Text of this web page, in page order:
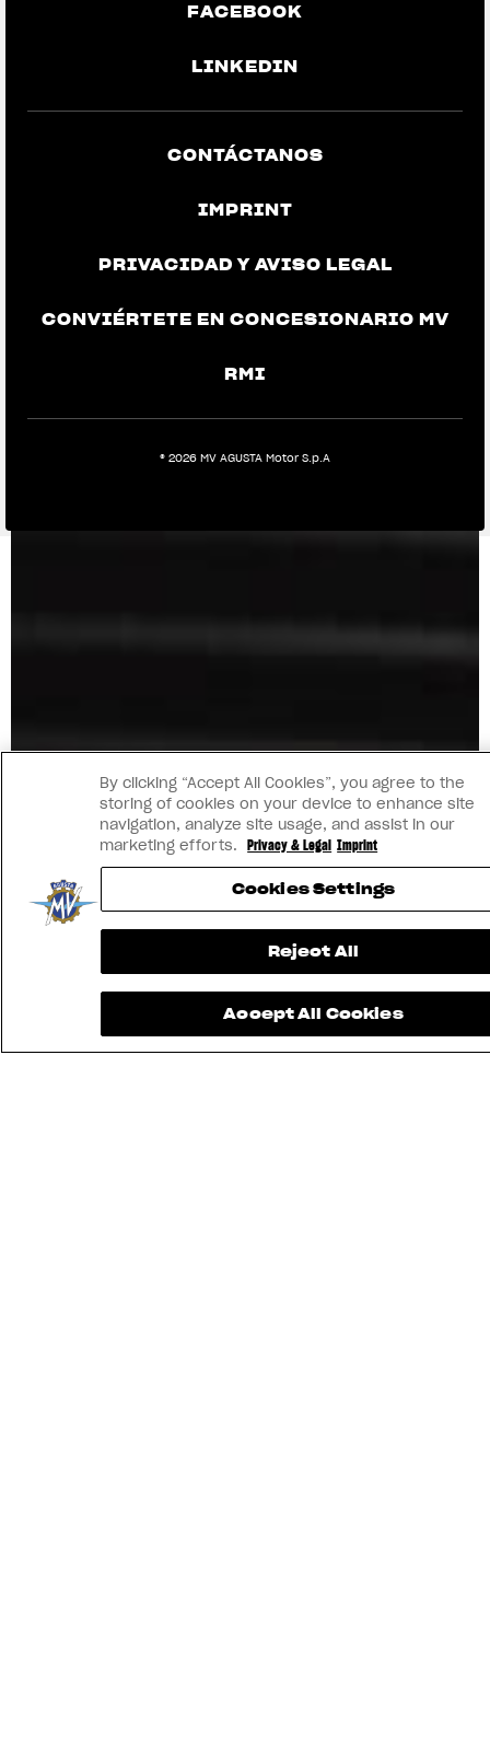
FACEBOOK
LINKEDIN
CONTÁCTANOS
IMPRINT
PRIVACIDAD Y AVISO LEGAL
CONVIÉRTETE EN CONCESIONARIO MV
RMI
® 2026 MV AGUSTA Motor S.p.A
By clicking “Accept All Cookies”, you agree to the
storing of cookies on your device to enhance site
navigation, analyze site usage, and assist in our
marketing efforts. Privacy & Legal Imprint
Cookies Settings
Reject All
Accept All Cookies